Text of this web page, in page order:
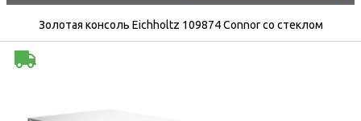
Золотая консоль Eichholtz 109874 Connor со стеклом